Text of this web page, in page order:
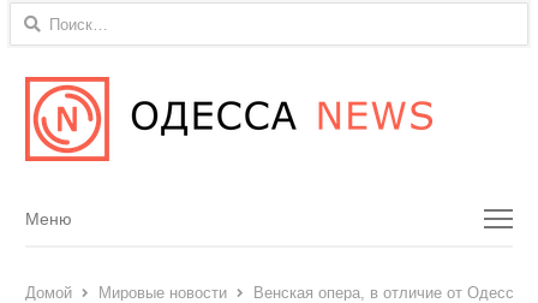
Найти:
Menu
Меню
Домой Мировые новости Венская опера, в отличие от